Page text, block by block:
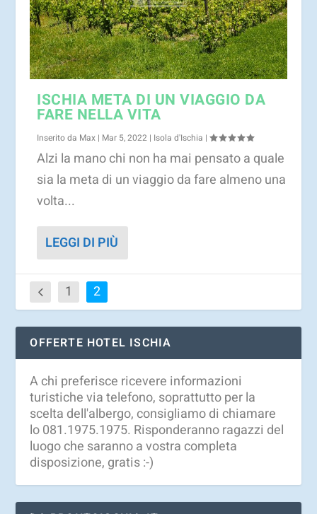
ISCHIA META DI UN VIAGGIO DA
FARE NELLA VITA
Inserito da Max | Mar 5, 2022 | Isola d'Ischia |
Alzi la mano chi non ha mai pensato a quale
sia la meta di un viaggio da fare almeno una
volta...
LEGGI DI PIÙ
1 2
OFFERTE HOTEL ISCHIA
A chi preferisce ricevere informazioni
turistiche via telefono, soprattutto per la
scelta dell'albergo, consigliamo di chiamare
lo 081.1975.1975. Risponderanno ragazzi del
luogo che saranno a vostra completa
disposizione, gratis :-)